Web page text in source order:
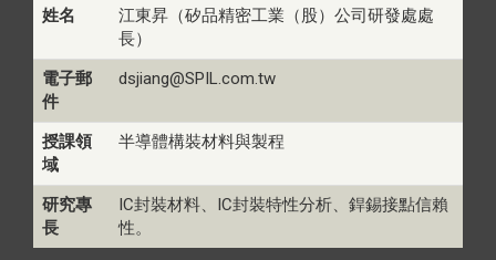
姓名
江東昇（矽品精密工業（股）公司研發處處
長）
電子郵
件
dsjiang@SPIL.com.tw
授課領
域
半導體構裝材料與製程
研究專
長
IC封裝材料、IC封裝特性分析、銲錫接點信賴
性。